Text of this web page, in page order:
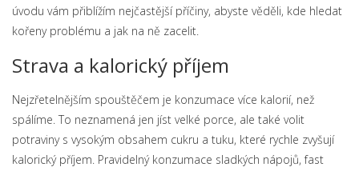
úvodu vám přiblížím nejčastější příčiny, abyste věděli, kde hledat
kořeny problému a jak na ně zacelit.
Strava a kalorický příjem
Nejzřetelnějším spouštěčem je konzumace více kalorií, než
spálíme. To neznamená jen jíst velké porce, ale také volit
potraviny s vysokým obsahem cukru a tuku, které rychle zvyšují
kalorický příjem. Pravidelný konzumace sladkých nápojů, fast